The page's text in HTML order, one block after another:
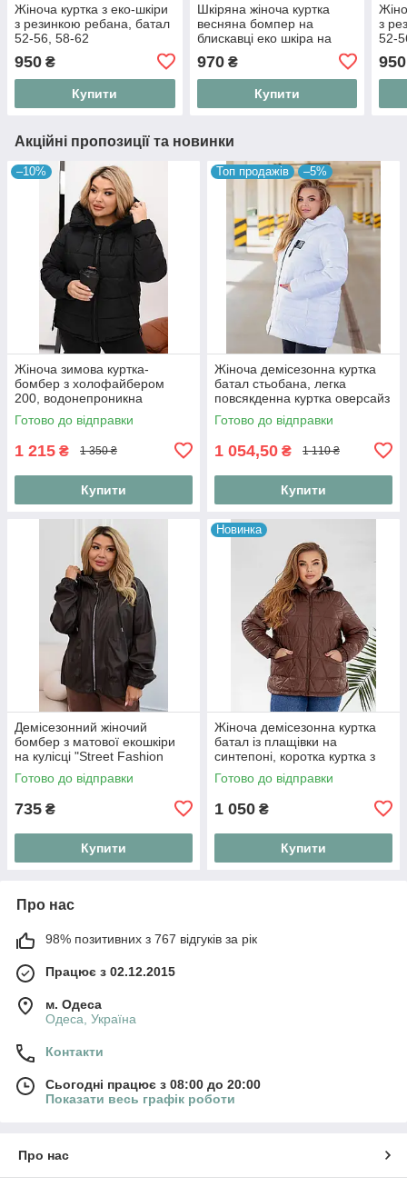
Жіноча куртка з еко-шкіри
з резинкою ребана, батал
52-56, 58-62
950 ₴
Купити
Шкіряна жіноча куртка
весняна бомпер на
блискавці еко шкіра на
замші Розміри 52-56,58-62
(#467) 58-62
970₴
Купити
з
52-
950
Акційні пропозиції та новинки
–10%
Жіноча зимова куртка-
бомбер з холофайбером
200, водонепроникна
плащівка 52-54
Готово до відправки
1 215 ₴ 1 350 ₴
Купити
Топ продажів –5%
Жіноча демісезонна куртка
батал стьобана, легка
повсякденна куртка оверсайз
довжиною 80 см на блискавці
"Print Line", розміри 48-6
Готово до відправки
1 054,50 ₴ 1 110 ₴
Купити
Демісезонний жіночий
бомбер з матової екошкіри
на кулісці "Street Fashion
Bombe
Готово до відправки
735 ₴
Купити
Новинка
Жіноча демісезонна куртка
батал із плащівки на
синтепоні, коротка куртка з
капюшоном на блискавці
"Active Line"
Готово до відправки
1 050 ₴
Купити
Про нас
98% позитивних з 767 відгуків за рік
Працює з 02.12.2015
м. Одеса
Одеса, Україна
Контакти
Сьогодні працює з 08:00 до 20:00
Показати весь графік роботи
Про нас